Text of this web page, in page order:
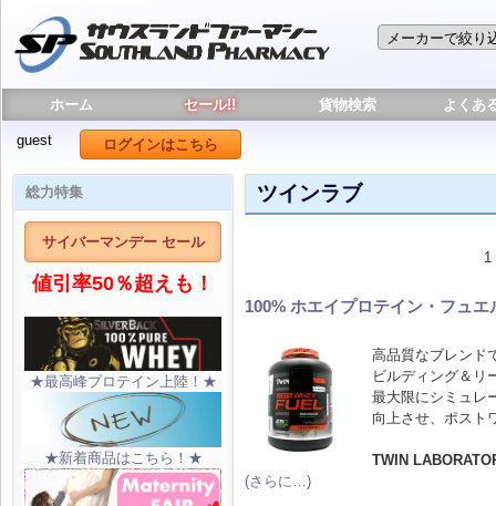
ホーム セール!! 貨物検索 よくあ
guest ログインはこちら
総力特集
サイバーマンデー セール
値引率50％超えも！
★最高峰プロテイン上陸！★
★新着商品はこちら！★
ツインラブ
1
100% ホエイプロテイン・フュエ
高品質なブレンド
ビルディング＆リ
最大限にシミュレ
向上させ、ポスト
TWIN
(さらに…)